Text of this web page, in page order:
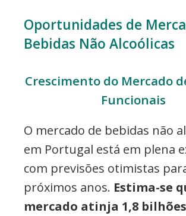
Oportunidades de
Bebidas Não Alcoólicas
Crescimento do Mercado
Funcionais
O mercado de bebidas não
em Portugal está em plena
com previsões otimistas
próximos anos. Estima-se
mercado atinja 1,8